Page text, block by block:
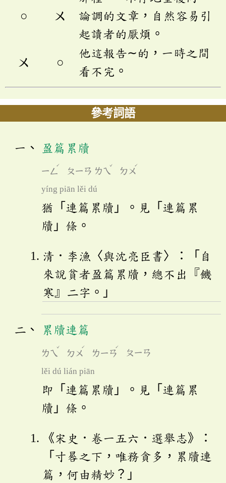
○ ㄨ
論調的文章，自然容易引
起讀者的厭煩。
ㄨ ○
他這報告∼的，一時之間
看不完。
參考詞語
盈篇累牘
ㄧㄥ
ˊ
ㄆㄧㄢ ㄌㄟ
ˇ
ㄉㄨ
ˊ
yíng piān lěi dú
猶「連篇累牘」。見「連篇累
牘」條。
清．李漁〈與沈亮臣書〉：「自
來說貧者盈篇累牘，總不出『饑
寒』二字。」
累牘連篇
ㄌㄟ
ˇ
ㄉㄨ
ˊ
ㄌㄧㄢ
ˊ
ㄆㄧㄢ
lěi dú lián piān
即「連篇累牘」。見「連篇累
牘」條。
《宋史．卷一五六．選舉志》：
「寸晷之下，唯務貪多，累牘連
篇，何由精妙？」